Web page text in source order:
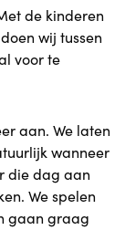
de kinderen
wij tussen
voor te
aan. We laten
wanneer
die dag aan
We spelen
gaan graag